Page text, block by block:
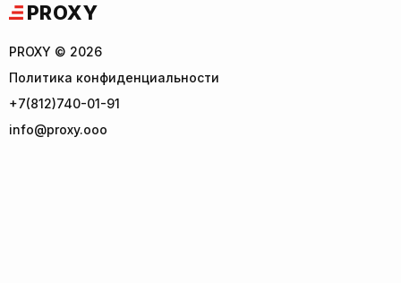
PROXY
PROXY © 2026
Политика конфиденциальности
+7(812)740-01-91
info@proxy.ooo